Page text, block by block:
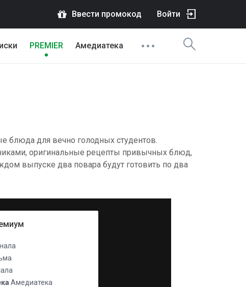
Ввести промокод Войти
PREMIER Амедиатека
блюда для вечно голодных студентов.
оригинальные рецепты привычных блюд,
выпуске два повара будут готовить по два
Амедиатека